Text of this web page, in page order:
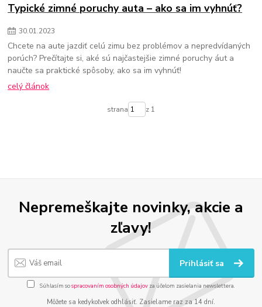
Typické zimné poruchy auta – ako sa im vyhnúť?
30.01.2023
Chcete na aute jazdiť celú zimu bez problémov a nepredvídaných
porúch? Prečítajte si, aké sú najčastejšie zimné poruchy áut a
naučte sa praktické spôsoby, ako sa im vyhnúť!
celý článok
strana z 1
Nepremeškajte novinky, akcie a
zľavy!
Prihlásiť sa
Súhlasím sospracovaním osobných údajov za účelom zasielania newslettera.
Môžete sa kedykoľvek odhlásiť. Zasielame raz za 14 dní.